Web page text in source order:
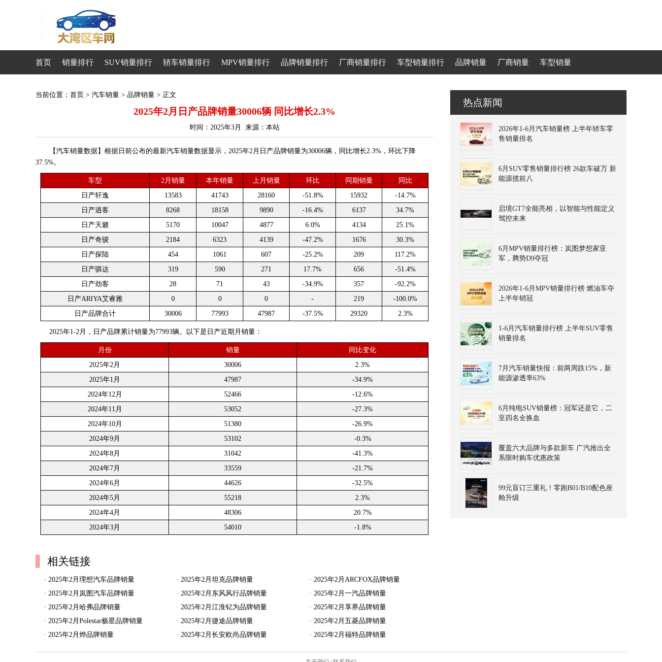
首页 销量排行 SUV销量排行 轿车销量排行 MPV销量排行 品牌销量排行 厂商销量排行 车型销量排行 品牌销量 厂商销量 车型销量
当前位置： 首页 > 汽车销量 > 品牌销量 > 正文
2025年2月日产品牌销量30006辆 同比增长2.3%
时间：2025年3月 来源：本站
【汽车销量数据】根据日前公布的最新汽车销量数据显示，2025年2月日产品牌销量为30006辆，同比增长2.3%，环比下降
37.5%。
车型 2月销量 本年销量 上月销量 环比 同期销量
同比
日产轩逸
13583 41743 28160 -51.8% 15932
-14.7%
日产逍客
8268 18158 9890 -16.4% 6137
34.7%
日产天籁
5170 10047 4877 6.0% 4134
25.1%
日产奇骏
2184 6323 4139 -47.2% 1676
30.3%
日产探陆
454 1061 607 -25.2% 209
117.2%
日产骐达
319 590 271 17.7% 656
-51.4%
日产劲客
28 71 43 -34.9% 357
-92.2%
日产ARIYA艾睿雅
0 0 0 - 219
-100.0%
日产品牌合计
30006 77993 47987 -37.5% 29320 2.3%
2025年1-2月，日产品牌累计销量为77993辆。以下是日产近期月销量：
月份 销量
同比变化
2025年2月
30006
2.3%
2025年1月
47987
-34.9%
2024年12月
52466
-12.6%
2024年11月
53052
-27.3%
2024年10月
51380
-26.9%
2024年9月
53102
-0.3%
2024年8月
31042
-41.3%
2024年7月
33559
-21.7%
2024年6月
44626
-32.5%
2024年5月
55218
2.3%
2024年4月
48306
20.7%
2024年3月
54010 -1.8%
相关链接
· 2025年2月理想汽车品牌销量 ·2025年2月坦克品牌销量 · 2025年2月ARCFOX品牌销量
· 2025年2月岚图汽车品牌销量 ·2025年2月东风风行品牌销量 · 2025年2月一汽品牌销量
· 2025年2月哈弗品牌销量 ·2025年2月江淮钇为品牌销量 · 2025年2月享界品牌销量
· 2025年2月Polestar极星品牌销量 ·2025年2月捷途品牌销量 · 2025年2月五菱品牌销量
· 2025年2月烨品牌销量 ·2025年2月长安欧尚品牌销量 · 2025年2月福特品牌销量
热点新闻
2026年1-6月汽车销量榜 上半年轿车零
售销量排名
6月SUV零售销量排行榜 26款车破万 新
能源揽前八
启境GT7全能亮相，以智能与性能定义
驾控未来
6月MPV销量排行榜：岚图梦想家亚
军，腾势D9夺冠
2026年1-6月MPV销量排行榜 燃油车夺
上半年销冠
1-6月汽车销量排行榜 上半年SUV零售
销量排名
7月汽车销量快报：前两周跌15%，新
能源渗透率63%
6月纯电SUV销量榜：冠军还是它，二
至四名全换血
覆盖六大品牌与多款新车 广汽推出全
系限时购车优惠政策
99元盲订三重礼！零跑B01/B10配色座
舱升级